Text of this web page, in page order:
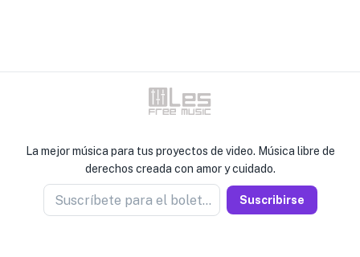
La mejor música para tus proyectos de video. Música libre de
derechos creada con amor y cuidado.
Suscríbete para el boletín Suscribirse